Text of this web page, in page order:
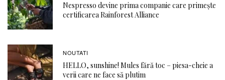
Nespresso devine prima companie care primește
certificarea Rainforest Alliance
NOUTATI
HELLO, sunshine! Mules fără toc – piesa-cheie a
verii care ne face să plutim